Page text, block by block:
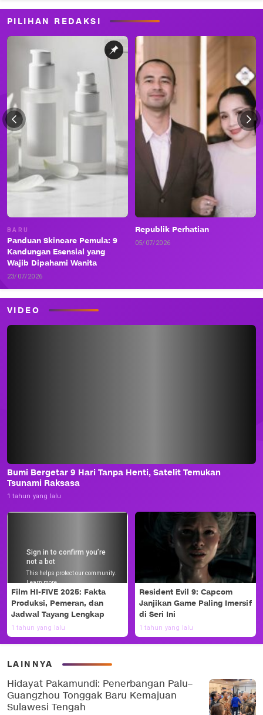
PILIHAN REDAKSI
BARU
Panduan Skincare Pemula: 9
Kandungan Esensial yang
Wajib Dipahami Wanita
23/07/2026
Republik Perhatian
05/07/2026
VIDEO
Bumi Bergetar 9 Hari Tanpa Henti, Satelit Temukan
Tsunami Raksasa
1 tahun yang lalu
Film HI-FIVE 2025: Fakta
Produksi, Pemeran, dan
Jadwal Tayang Lengkap
1 tahun yang lalu
Resident Evil 9: Capcom
Janjikan Game Paling Imersif
di Seri Ini
1 tahun yang lalu
LAINNYA
Hidayat Pakamundi: Penerbangan Palu–
Guangzhou Tonggak Baru Kemajuan
Sulawesi Tengah